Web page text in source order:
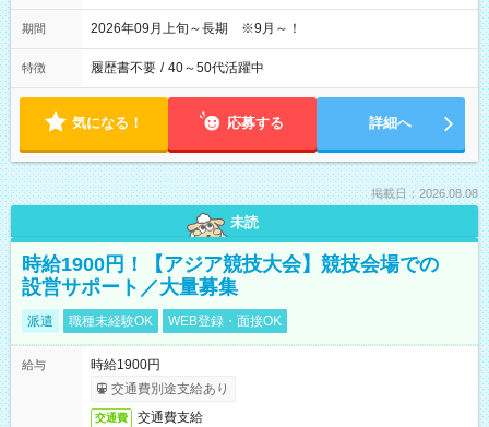
期間 2026年09月上旬～長期 ※9月～！
特徴 履歴書不要 / 40～50代活躍中
気になる！ 応募する 詳細へ
掲載日：2026.08.08
未読
時給1900円！【アジア競技大会】競技会場での
設営サポート／大量募集
派遣 職種未経験OK WEB登録・面接OK
給与
時給1900円
交通費別途支給あり
交通費 交通費支給